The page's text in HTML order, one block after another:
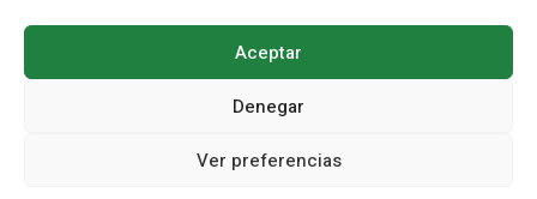
Aceptar
Denegar
Ver preferencias
generales